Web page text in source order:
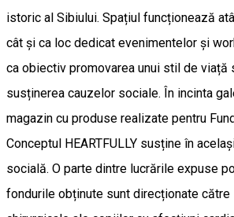
istoric al Sibiului. Spațiul funcționează
cât și ca loc dedicat evenimentelor și
ca obiectiv promovarea unui stil de viață
susținerea cauzelor sociale. În incinta
magazin cu produse realizate pentru
Conceptul HEARTFULLY susține în
socială. O parte dintre lucrările expuse
fondurile obținute sunt direcționate